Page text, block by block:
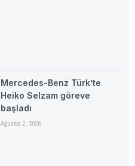
Mercedes-Benz Türk’te
Heiko Selzam göreve
başladı
Ağustos 2, 2026